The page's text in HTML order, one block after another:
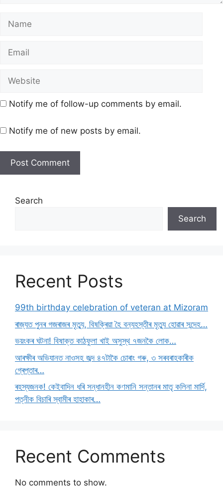
Notify me of follow-up comments by email.
Notify me of new posts by email.
Search
Search
Recent Posts
99th birthday celebration of veteran at Mizoram
ৰাজ্যত পুনৰ গজৰাজৰ মৃত্যু, বিষক্ৰিয়া হৈ বন্যহস্তীৰ মৃত্যু হোৱাৰ সন্দেহ…
ভয়ংকৰ ঘটনা! বিষাক্ত কাঠফুলা খাই অসুস্থ ৭জনকৈ লোক…
আৰক্ষীৰ অভিযানত নাওসহ জব্দ ৪৭টাকৈ চোৰাং গৰু, ৩ সৰবৰাহকাৰীক
গ্ৰেপ্তাৰ…
ৰহস্যজনক! কেইবাদিন ধৰি সন্ধানহীন কণমানি সন্তানৰ মাতৃ কলিনা মাৰ্দি,
পত্নীক বিচাৰি স্বামীৰ হাহাকাৰ…
Recent Comments
No comments to show.